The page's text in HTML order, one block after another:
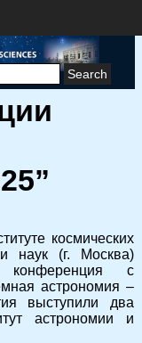
космических
наук (г. Москва)
конференция с
астрономия –
выступили два
астрономии и